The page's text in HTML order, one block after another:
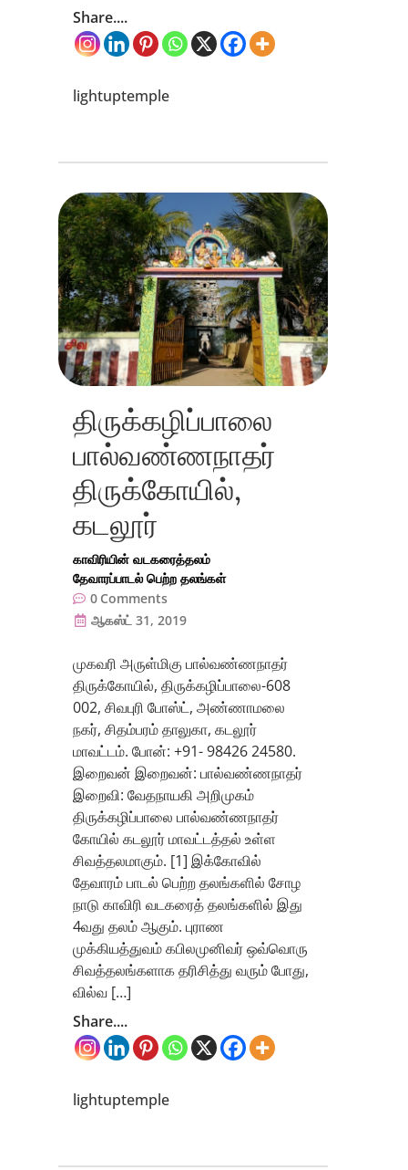
Share....
lightuptemple
திருக்கழிப்பாலை
பால்வண்ணநாதர்
திருக்கோயில்,
கடலூர்
காவிரியின் வடகரைத்தலம்
தேவாரப்பாடல் பெற்ற தலங்கள்
0 Comments
ஆகஸ்ட் 31, 2019
முகவரி அருள்மிகு பால்வண்ணநாதர்
திருக்கோயில், திருக்கழிப்பாலை-608
002, சிவபுரி போஸ்ட், அண்ணாமலை
நகர், சிதம்பரம் தாலுகா, கடலூர்
மாவட்டம். போன்: +91- 98426 24580.
இறைவன் இறைவன்: பால்வண்ணநாதர்
இறைவி: வேதநாயகி அறிமுகம்
திருக்கழிப்பாலை பால்வண்ணநாதர்
கோயில் கடலூர் மாவட்டத்தல் உள்ள
சிவத்தலமாகும். [1] இக்கோவில்
தேவாரம் பாடல் பெற்ற தலங்களில் சோழ
நாடு காவிரி வடகரைத் தலங்களில் இது
4வது தலம் ஆகும். புராண
முக்கியத்துவம் கபிலமுனிவர் ஒவ்வொரு
சிவத்தலங்களாக தரிசித்து வரும் போது,
வில்வ […]
Share....
lightuptemple